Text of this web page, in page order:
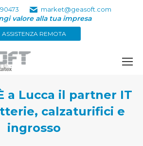
market@geasoft.com
valore alla tua impresa
ASSISTENZA REMOTA
a Lucca il partner IT
calzaturifici e
ingrosso